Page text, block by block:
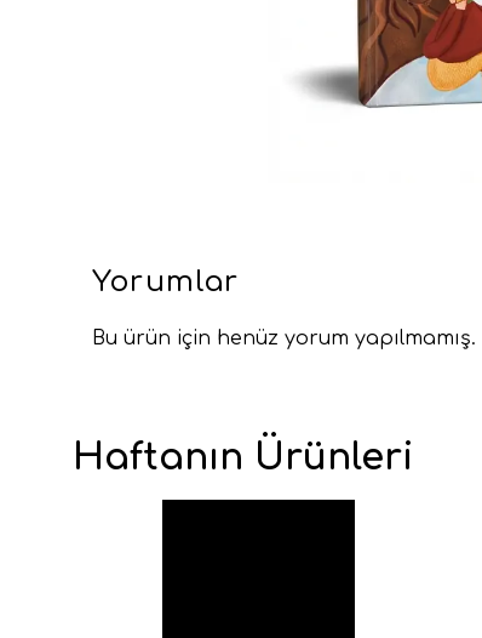
Yorumlar
Bu ürün için henüz yorum yapılmamış.
Haftanın Ürünleri